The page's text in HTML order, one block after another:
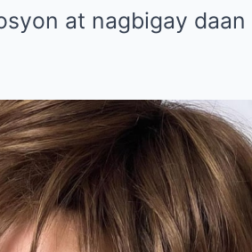
at nagbigay daan